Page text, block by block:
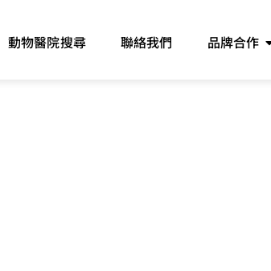
動物醫院搜尋 聯絡我們 品牌合作